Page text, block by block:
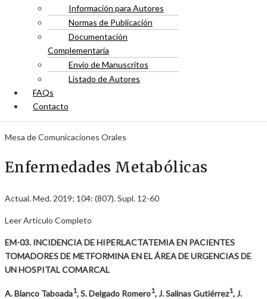
Información para Autores
Normas de Publicación
Documentación
Complementaria
Envío de Manuscritos
Listado de Autores
FAQs
Contacto
Mesa de Comunicaciones Orales
Enfermedades Metabólicas
Actual. Med. 2019; 104: (807). Supl. 12-60
Leer Artículo Completo
EM-03. INCIDENCIA DE HIPERLACTATEMIA EN PACIENTES
TOMADORES DE METFORMINA EN EL ÁREA DE URGENCIAS DE
UN HOSPITAL COMARCAL
A. Blanco Taboada1, S. Delgado Romero1, J. Salinas Gutiérrez1, J.